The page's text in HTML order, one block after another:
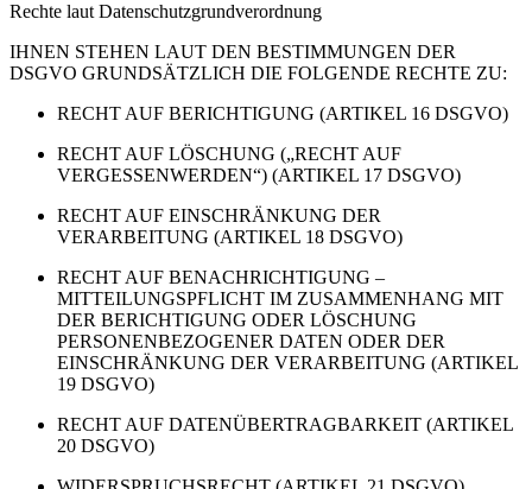
Rechte laut Datenschutzgrundverordnung
IHNEN STEHEN LAUT DEN BESTIMMUNGEN DER
DSGVO GRUNDSÄTZLICH DIE FOLGENDE RECHTE ZU:
RECHT AUF BERICHTIGUNG (ARTIKEL 16 DSGVO)
RECHT AUF LÖSCHUNG („RECHT AUF
VERGESSENWERDEN“) (ARTIKEL 17 DSGVO)
RECHT AUF EINSCHRÄNKUNG DER
VERARBEITUNG (ARTIKEL 18 DSGVO)
RECHT AUF BENACHRICHTIGUNG –
MITTEILUNGSPFLICHT IM ZUSAMMENHANG MIT
DER BERICHTIGUNG ODER LÖSCHUNG
PERSONENBEZOGENER DATEN ODER DER
EINSCHRÄNKUNG DER VERARBEITUNG (ARTIKEL
19 DSGVO)
RECHT AUF DATENÜBERTRAGBARKEIT (ARTIKEL
20 DSGVO)